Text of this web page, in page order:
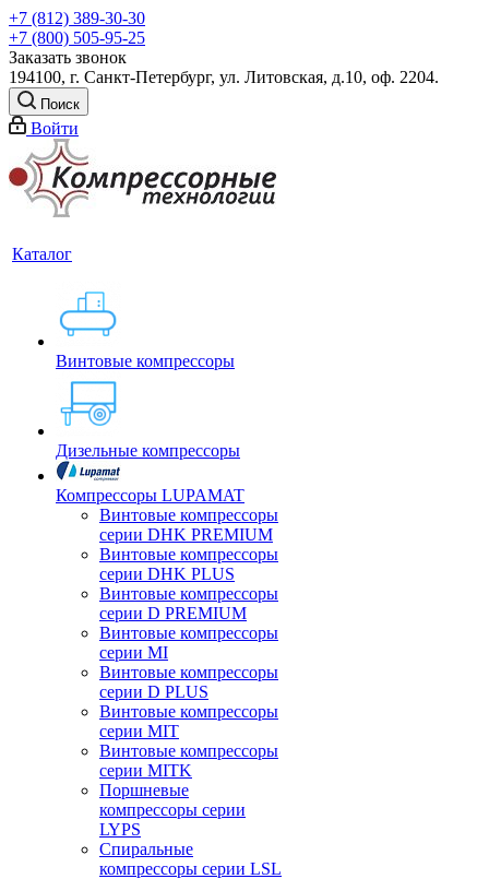
+7 (812) 389-30-30
+7 (800) 505-95-25
Заказать звонок
194100, г. Санкт-Петербург, ул. Литовская, д.10, оф. 2204.
Поиск
Войти
Каталог
Винтовые компрессоры
Дизельные компрессоры
Компрессоры LUPAMAT
Винтовые компрессоры
серии DHK PREMIUM
Винтовые компрессоры
серии DHK PLUS
Винтовые компрессоры
серии D PREMIUM
Винтовые компрессоры
серии MI
Винтовые компрессоры
серии D PLUS
Винтовые компрессоры
серии MIT
Винтовые компрессоры
серии MITK
Поршневые
компрессоры серии
LYPS
Спиральные
компрессоры серии LSL